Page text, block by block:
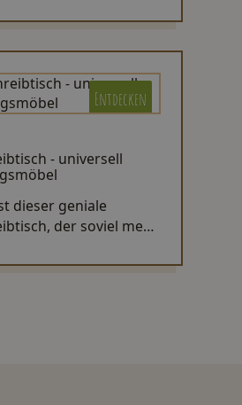
Tisch
Entdecken
- universell
dieser geniale
der soviel mehr